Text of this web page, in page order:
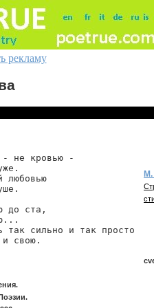
рекламу
- не кровью -
любовью
до ста,
так сильно и так просто
и свою.
М.